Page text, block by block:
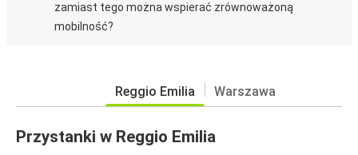
zamiast tego można wspierać zrównoważoną
mobilność?
Reggio Emilia Warszawa
Przystanki w Reggio Emilia